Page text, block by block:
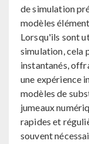
de simulation
modèles
Lorsqu'ils sont
simulation, cela
instantanés,
une expérience
modèles de
jumeaux
rapides et
souvent